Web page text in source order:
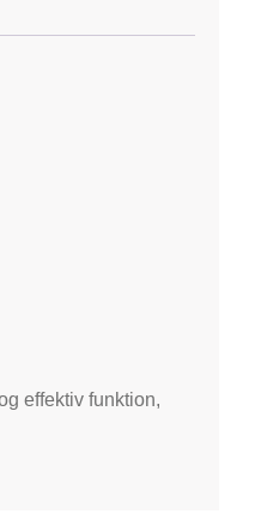
effektiv funktion,